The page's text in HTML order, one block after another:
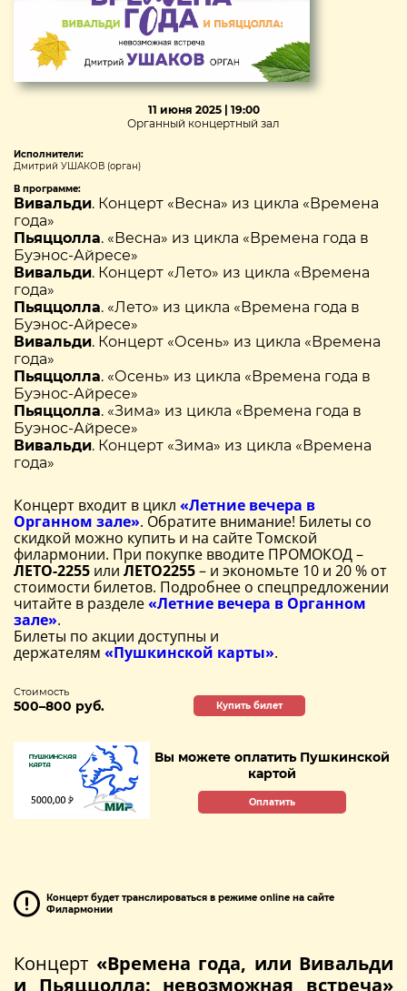
11 июня 2025 | 19:00
Органный концертный зал
Исполнители:
Дмитрий УШАКОВ (орган)
В программе:
Вивальди. Концерт «Весна» из цикла «Времена
года»
Пьяццолла. «Весна» из цикла «Времена года в
Буэнос-Айресе»
Вивальди. Концерт «Лето» из цикла «Времена
года»
Пьяццолла. «Лето» из цикла «Времена года в
Буэнос-Айресе»
Вивальди. Концерт «Осень» из цикла «Времена
года»
Пьяццолла. «Осень» из цикла «Времена года в
Буэнос-Айресе»
Пьяццолла. «Зима» из цикла «Времена года в
Буэнос-Айресе»
Вивальди. Концерт «Зима» из цикла «Времена
года»
Концерт входит в цикл «Летние вечера в
Органном зале». Обратите внимание! Билеты со
скидкой можно купить и на сайте Томской
филармонии. При покупке вводите ПРОМОКОД –
ЛЕТО-2255 или ЛЕТО2255– и экономьте 10 и 20 % от
стоимости билетов. Подробнее о спецпредложении
читайте в разделе«Летние вечера в Органном
зале».
Билеты по акции доступны и
держателям «Пушкинской карты».
Стоимость
500–800 руб. Купить билет
Вы можете оплатить Пушкинской
картой
Оплатить
Концерт будет транслироваться в режиме online на сайте
Филармонии
Концерт «Времена года, или Вивальди
и Пьяццолла: невозможная встреча»